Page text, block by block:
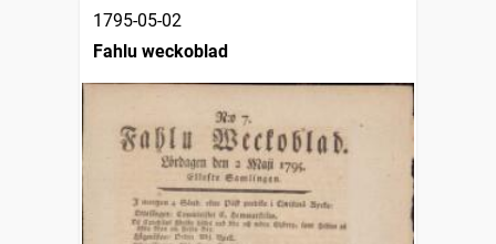
1795-05-02
Fahlu weckoblad